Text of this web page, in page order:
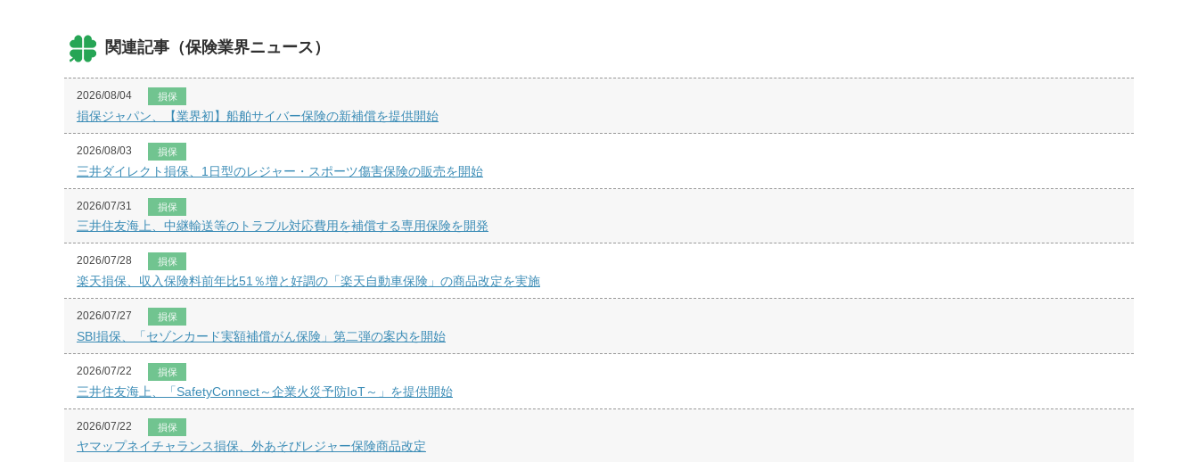
関連記事（保険業界ニュース）
2026/08/04 損保
損保ジャパン、【業界初】船舶サイバー保険の新補償を提供開始
2026/08/03 損保
三井ダイレクト損保、1日型のレジャー・スポーツ傷害保険の販売を開始
2026/07/31 損保
三井住友海上、中継輸送等のトラブル対応費用を補償する専用保険を開発
2026/07/28 損保
楽天損保、収入保険料前年比51％増と好調の「楽天自動車保険」の商品改定を実施
2026/07/27 損保
SBI損保、「セゾンカード実額補償がん保険」第二弾の案内を開始
2026/07/22 損保
三井住友海上、「SafetyConnect～企業火災予防IoT～」を提供開始
2026/07/22 損保
ヤマップネイチャランス損保、外あそびレジャー保険商品改定